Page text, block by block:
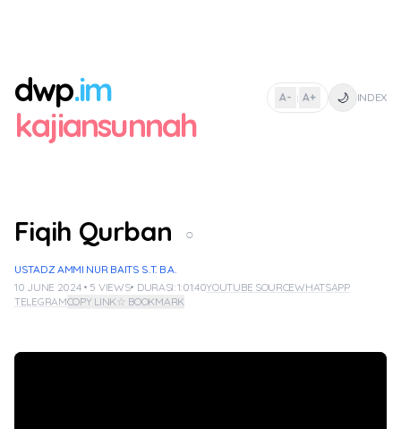
dwp.im
kajiansunnah
A- | A+ 🌙 INDEX
Fiqih Qurban ○
USTADZ AMMI NUR BAITS S.T. B.A.
10 JUNE 2024 • 5 VIEWS• DURASI: 1:01:40YOUTUBE SOURCEWHATSAPP
TELEGRAMCOPY LINK☆ BOOKMARK